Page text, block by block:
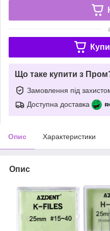
Що таке купити з
Замовлення під
Доступна доставка
Опис Характеристики
Опис